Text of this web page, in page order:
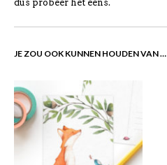
dus probeer het eens.
JE ZOU OOK KUNNEN HOUDEN VAN …